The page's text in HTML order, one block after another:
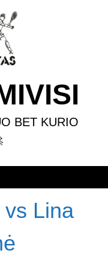
BET KURIO
Lina